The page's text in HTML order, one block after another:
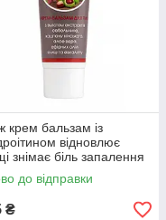
крем бальзам із
відновлює
знімає біль запалення
та м'язів
до відправки
₴